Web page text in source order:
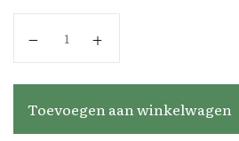
Toevoegen aan winkelwagen